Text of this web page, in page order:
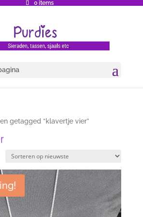
0 items
getagged “klavertje vier”